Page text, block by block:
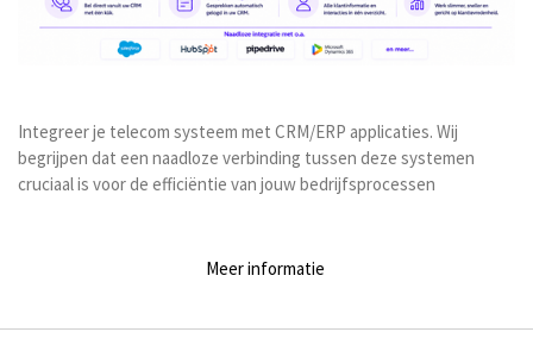
Integreer je telecom systeem met CRM/ERP applicaties. Wij
begrijpen dat een naadloze verbinding tussen deze systemen
cruciaal is voor de efficiëntie van jouw bedrijfsprocessen
Meer informatie